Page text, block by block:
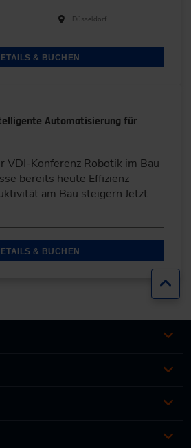
Düsseldorf
& BUCHEN
Automatisierung für
VDI-Konferenz Robotik im Bau
bereits heute Effizienz
am Bau steigern Jetzt
& BUCHEN